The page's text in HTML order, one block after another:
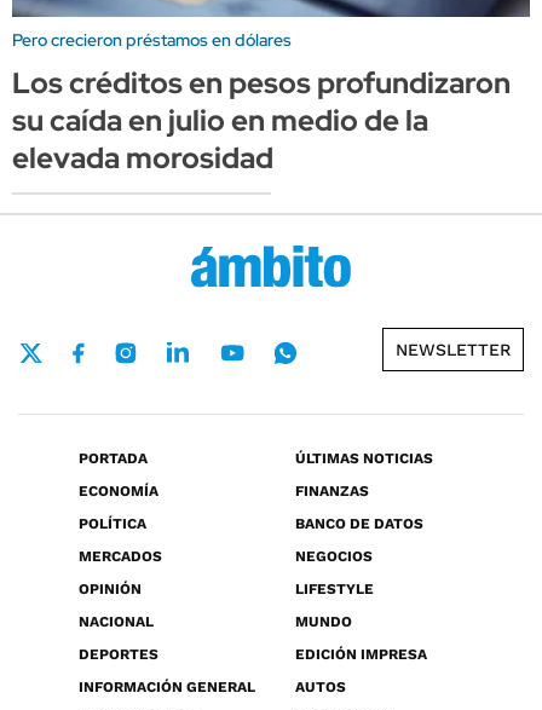
Pero crecieron préstamos en dólares
Los créditos en pesos profundizaron
su caída en julio en medio de la
elevada morosidad
NEWSLETTER
PORTADA
ÚLTIMAS NOTICIAS
ECONOMÍA
FINANZAS
POLÍTICA
BANCO DE DATOS
MERCADOS
NEGOCIOS
OPINIÓN
LIFESTYLE
NACIONAL
MUNDO
DEPORTES
EDICIÓN IMPRESA
INFORMACIÓN GENERAL
AUTOS